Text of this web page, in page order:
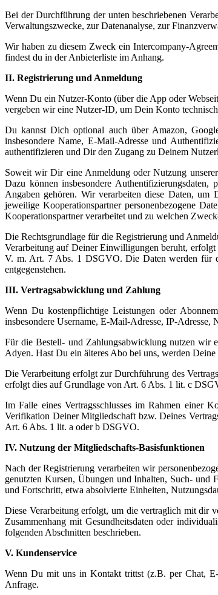
Bei der Durchführung der unten beschriebenen
Verwaltungszwecke, zur Datenanalyse, zur
Wir haben zu diesem Zweck ein Intercompany-
findest du in der Anbieterliste im Anhang.
II. Registrierung und Anmeldung
Wenn Du ein Nutzer-Konto (über die App oder
vergeben wir eine Nutzer-ID, um Dein Konto
Du kannst Dich optional auch über Amazon,
insbesondere Name, E-Mail-Adresse und
authentifizieren und Dir den Zugang zu Deinem
Soweit wir Dir eine Anmeldung oder Nutzung
Dazu können insbesondere
Angaben gehören. Wir verarbeiten diese Daten,
jeweilige Kooperationspartner personenbezogene
Kooperationspartner verarbeitet und zu welchen
Die Rechtsgrundlage für die Registrierung und
Verarbeitung auf Deiner Einwilligungen beruht,
V. m. Art. 7 Abs. 1 DSGVO. Die Daten werden für
entgegenstehen.
III. Vertragsabwicklung und Zahlung
Wenn Du kostenpflichtige Leistungen oder
insbesondere Username, E-Mail-Adresse, IP-
Für die Bestell- und Zahlungsabwicklung nutzen wir
Adyen. Hast Du ein älteres Abo bei uns, werden
Die Verarbeitung erfolgt zur Durchführung des
erfolgt dies auf Grundlage von Art. 6 Abs. 1 lit. c
Im Falle eines Vertragsschlusses im Rahmen einer
Verifikation Deiner Mitgliedschaft bzw. Deines
Art. 6 Abs. 1 lit. a oder b DSGVO.
IV. Nutzung der Mitgliedschafts-Basisfunktionen
Nach der Registrierung verarbeiten wir
genutzten Kursen, Übungen und Inhalten, Such- und
und Fortschritt, etwa absolvierte Einheiten,
Diese Verarbeitung erfolgt, um die vertraglich mit dir
Zusammenhang mit Gesundheitsdaten oder
folgenden Abschnitten beschrieben.
V. Kundenservice
Wenn Du mit uns in Kontakt trittst (z.B. per Chat,
Anfrage.